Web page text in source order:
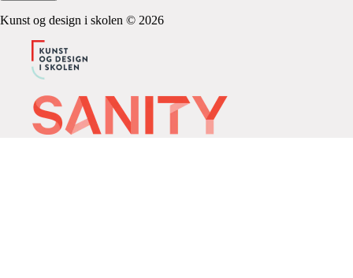
Kunst og design i skolen © 2026